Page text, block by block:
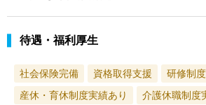
待遇・福利厚生
社会保険完備 資格取得支援 研修制度
産休・育休制度実績あり
介護休職制度